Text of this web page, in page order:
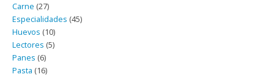
Carne (27)
Especialidades (45)
Huevos (10)
Lectores (5)
Panes (6)
Pasta (16)